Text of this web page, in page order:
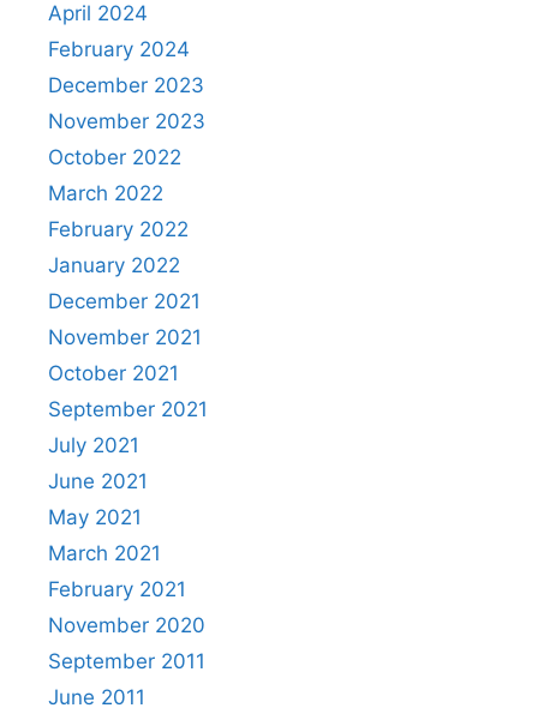
April 2024
February 2024
December 2023
November 2023
October 2022
March 2022
February 2022
January 2022
December 2021
November 2021
October 2021
September 2021
July 2021
June 2021
May 2021
March 2021
February 2021
November 2020
September 2011
June 2011